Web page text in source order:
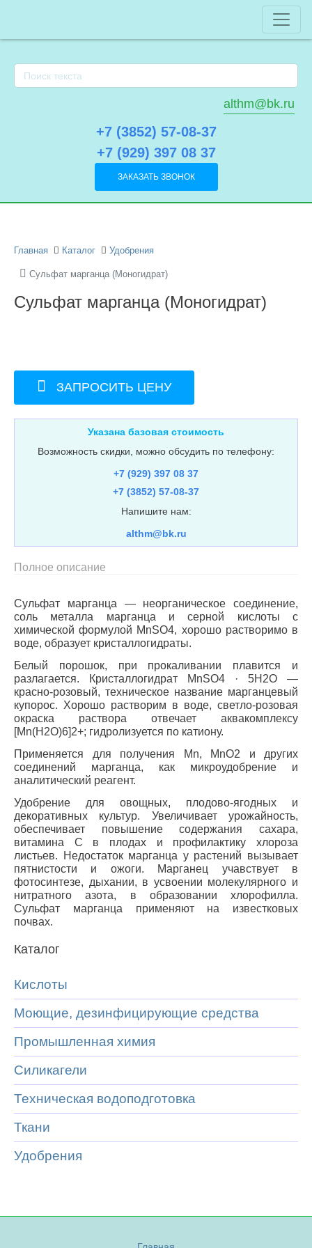
althm@bk.ru
+7 (3852) 57-08-37
+7 (929) 397 08 37
ЗАКАЗАТЬ ЗВОНОК
Главная Каталог Удобрения
Сульфат марганца (Моногидрат)
Сульфат марганца (Моногидрат)
ЗАПРОСИТЬ ЦЕНУ
Указана базовая стоимость
Возможность скидки, можно обсудить по телефону:
+7 (929) 397 08 37
+7 (3852) 57-08-37
Напишите нам:
althm@bk.ru
Полное описание
Сульфат марганца — неорганическое соединение,
соль металла марганца и серной кислоты с
химической формулой MnSO4, хорошо растворимо в
воде, образует кристаллогидраты.
Белый порошок, при прокаливании плавится и
разлагается. Кристаллогидрат MnSO4 · 5H2O —
красно-розовый, техническое название марганцевый
купорос. Хорошо растворим в воде, светло-розовая
окраска раствора отвечает аквакомплексу
[Mn(H2O)6]2+; гидролизуется по катиону.
Применяется для получения Mn, MnO2 и других
соединений марганца, как микроудобрение и
аналитический реагент.
Удобрение для овощных, плодово-ягодных и
декоративных культур. Увеличивает урожайность,
обеспечивает повышение содержания сахара,
витамина С в плодах и профилактику хлороза
листьев. Недостаток марганца у растений вызывает
пятнистости и ожоги. Марганец учавствует в
фотосинтезе, дыхании, в усвоении молекулярного и
нитратного азота, в образовании хлорофилла.
Сульфат марганца применяют на известковых
почвах.
Каталог
Кислоты
Моющие, дезинфицирующие средства
Промышленная химия
Силикагели
Техническая водоподготовка
Ткани
Удобрения